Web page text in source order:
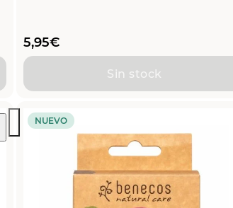
5,95€
Sin stock
NUEVO